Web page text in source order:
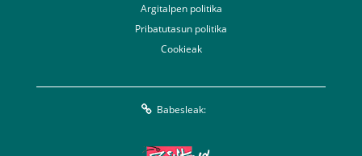
Argitalpen politika
Pribatutasun politika
Cookieak
Babesleak: